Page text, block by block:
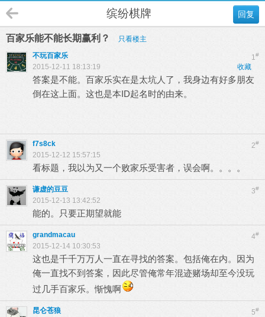
回复
缤纷棋牌
百家乐能不能长期赢利？ 只看楼主
1#
不玩百家乐
收藏
2015-12-11 18:13:19
答案是不能。百家乐实在是太坑人了，我身边有好多朋友
倒在这上面。这也是本ID起名时的由来。
2#
f7s8ck
2015-12-12 15:57:15
看标题，我以为又一个败家乐受害者，误会啊。。。。
3#
谦虚的豆豆
2015-12-13 13:42:52
能的。只要正期望就能
4#
grandmacau
2015-12-14 10:30:53
这也是千千万万人一直在寻找的答案。包括俺在内。因为
俺一直找不到答案，因此尽管俺常年混迹赌场却至今没玩
过几手百家乐。惭愧啊
5#
昆仑苍狼